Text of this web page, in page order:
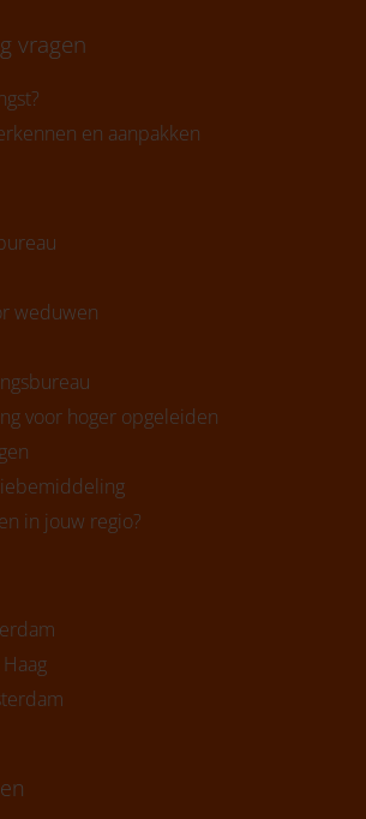
vragen
en aanpakken
weduwen
voor hoger opgeleiden
in jouw regio?